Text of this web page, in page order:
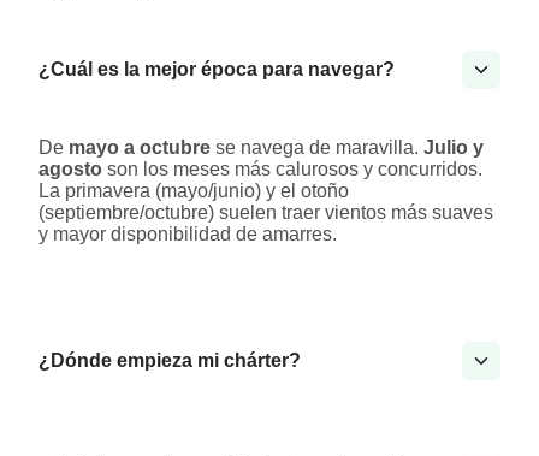
¿Cuál es la mejor época para navegar?
De mayo a octubre se navega de maravilla. Julio y
agosto son los meses más calurosos y concurridos.
La primavera (mayo/junio) y el otoño
(septiembre/octubre) suelen traer vientos más suaves
y mayor disponibilidad de amarres.
¿Dónde empieza mi chárter?